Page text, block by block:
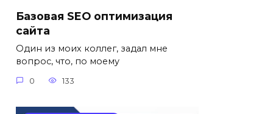
Базовая SEO оптимизация
сайта
Один из моих коллег, задал мне
вопрос, что, по моему
0 133